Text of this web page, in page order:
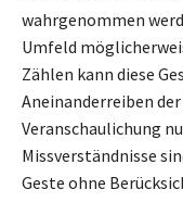
wahrgenommen
Umfeld
Zählen kann diese
Aneinanderreiben
Veranschaulichung
Missverständnisse
Geste ohne